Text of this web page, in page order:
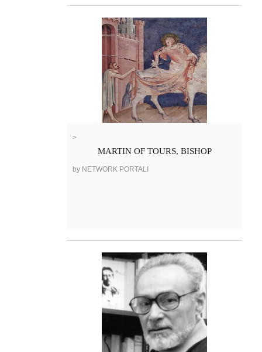
>
MARTIN OF TOURS, BISHOP
by NETWORK PORTALI